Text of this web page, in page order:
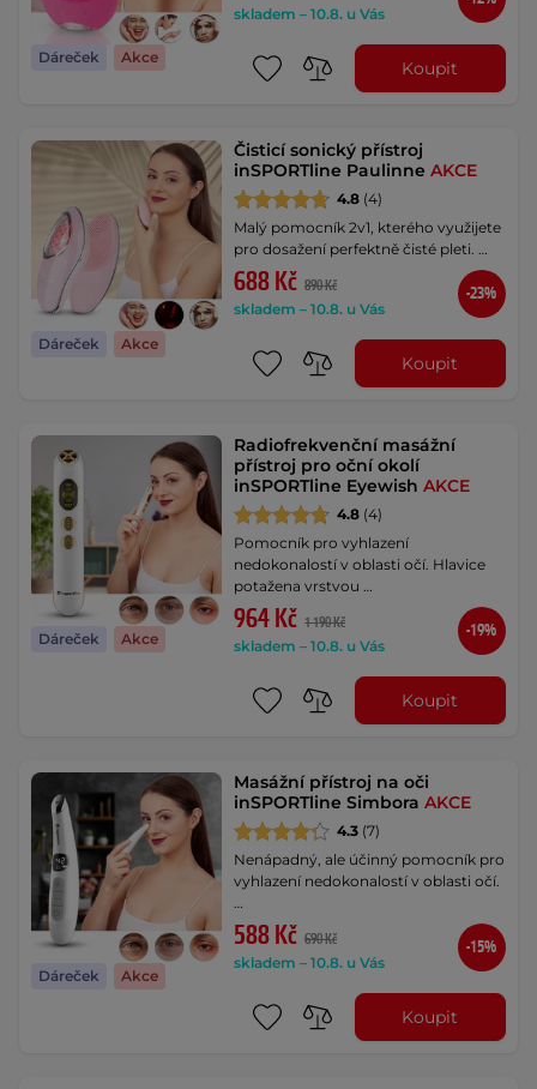
Dáreček Akce
skladem – 10.8. u Vás
Koupit
Dáreček Akce
Čisticí sonický přístroj
inSPORTline PaulinneAKCE
4.8 (4)
Malý pomocník 2v1, kterého využijete
pro dosažení perfektně čisté pleti. …
688 Kč 890 Kč
skladem – 10.8. u Vás
-23%
Koupit
Dáreček Akce
Radiofrekvenční masážní
přístroj pro oční okolí
inSPORTline EyewishAKCE
4.8 (4)
Pomocník pro vyhlazení
nedokonalostí v oblasti očí. Hlavice
potažena vrstvou …
964 Kč 1 190 Kč
skladem – 10.8. u Vás
-19%
Koupit
Dáreček Akce
Masážní přístroj na oči
inSPORTline SimboraAKCE
4.3 (7)
Nenápadný, ale účinný pomocník pro
vyhlazení nedokonalostí v oblasti očí.
…
588 Kč 690 Kč
skladem – 10.8. u Vás
-15%
Koupit